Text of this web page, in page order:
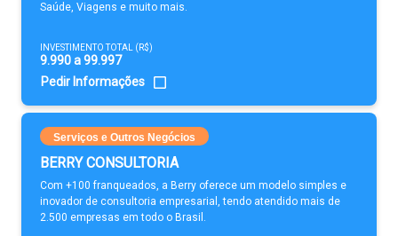
Saúde, Viagens e muito mais.
INVESTIMENTO TOTAL (R$)
9.990 a 99.997
Pedir Informações
Serviços e Outros Negócios
BERRY CONSULTORIA
Com +100 franqueados, a Berry oferece um modelo simples e
inovador de consultoria empresarial, tendo atendido mais de
2.500 empresas em todo o Brasil.